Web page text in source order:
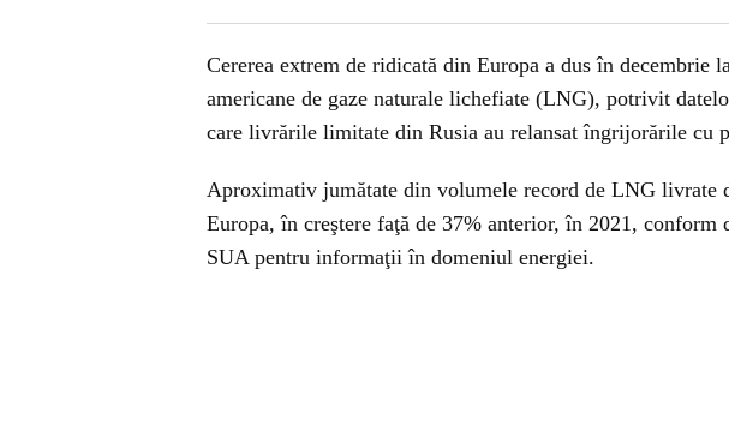
Cererea extrem de ridicată din Europa a dus în decembrie
americane de gaze naturale lichefiate (LNG), potrivit
care livrările limitate din Rusia au relansat îngrijorările cu
Aproximativ jumătate din volumele record de LNG livrate
Europa, în creştere faţă de 37% anterior, în 2021,
SUA pentru informaţii în domeniul energiei.